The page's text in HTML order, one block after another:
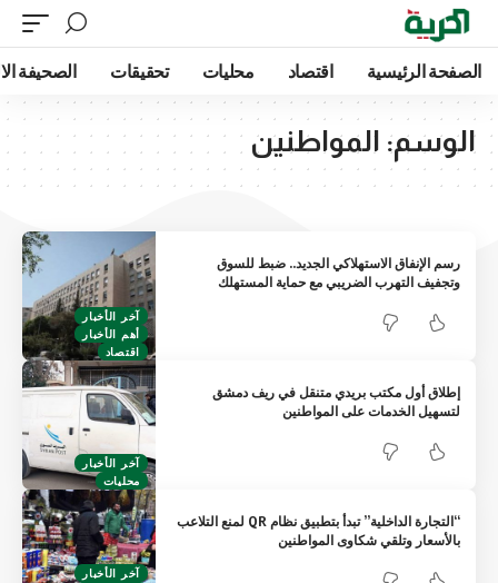
الصفحة الرئيسية اقتصاد محليات تحقيقات الصحيفة
الوسم: المواطنين
آخر الأخبار
أهم الأخبار
اقتصاد
رسم الإنفاق الاستهلاكي الجديد.. ضبط للسوق
وتجفيف التهرب الضريبي مع حماية المستهلك
آخر الأخبار
محليات
إطلاق أول مكتب بريدي متنقل في ريف دمشق
لتسهيل الخدمات على المواطنين
آخر الأخبار
“التجارة الداخلية” تبدأ بتطبيق نظام QR لمنع التلاعب
بالأسعار وتلقي شكاوى المواطنين